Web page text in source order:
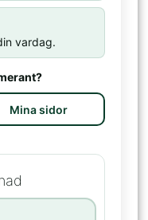
vardag.
Mina sidor